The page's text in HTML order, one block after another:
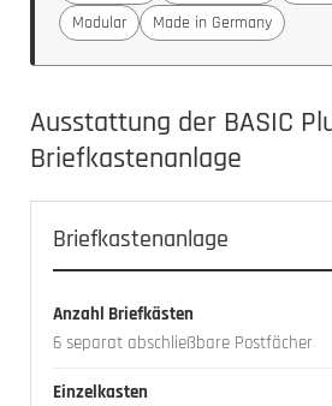
Modular
Made in Germany
Ausstattung der BASIC
Briefkastenanlage
Briefkastenanlage
Anzahl Briefkästen
6 separat abschließbare Postfächer
Einzelkasten